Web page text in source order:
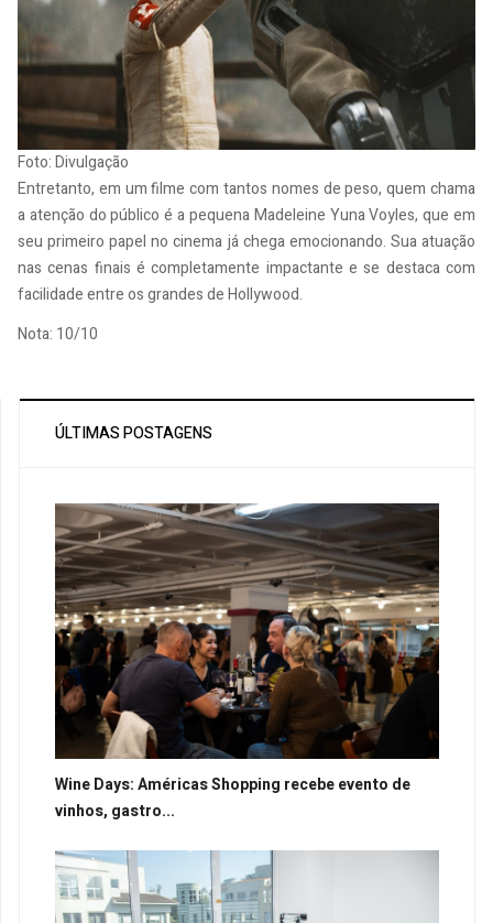
Foto: Divulgação
Entretanto, em um filme com tantos nomes de peso, quem chama
a atenção do público é a pequena Madeleine Yuna Voyles, que em
seu primeiro papel no cinema já chega emocionando. Sua atuação
nas cenas finais é completamente impactante e se destaca com
facilidade entre os grandes de Hollywood.
Nota: 10/10
ÚLTIMAS POSTAGENS
Wine Days: Américas Shopping recebe evento de
vinhos, gastro...